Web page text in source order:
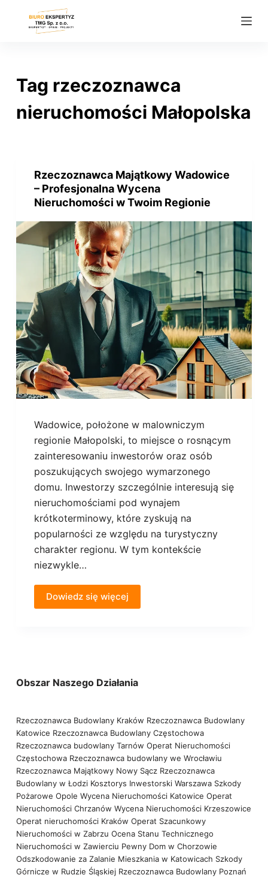
Tag rzeczoznawca
nieruchomości Małopolska
Rzeczoznawca Majątkowy Wadowice
– Profesjonalna Wycena
Nieruchomości w Twoim Regionie
Wadowice, położone w malowniczym
regionie Małopolski, to miejsce o rosnącym
zainteresowaniu inwestorów oraz osób
poszukujących swojego wymarzonego
domu. Inwestorzy szczególnie interesują się
nieruchomościami pod wynajem
krótkoterminowy, które zyskują na
popularności ze względu na turystyczny
charakter regionu. W tym kontekście
niezwykle…
Dowiedz się więcej
Obszar Naszego Działania
Rzeczoznawca Budowlany Kraków Rzeczoznawca Budowlany
Katowice Rzeczoznawca Budowlany Częstochowa
Rzeczoznawca budowlany Tarnów Operat Nieruchomości
Częstochowa Rzeczoznawca budowlany we Wrocławiu
Rzeczoznawca Majątkowy Nowy Sącz Rzeczoznawca
Budowlany w Łodzi Kosztorys Inwestorski Warszawa Szkody
Pożarowe Opole Wycena Nieruchomości Katowice Operat
Nieruchomości Chrzanów Wycena Nieruchomości Krzeszowice
Operat nieruchomości Kraków Operat Szacunkowy
Nieruchomości w Zabrzu Ocena Stanu Technicznego
Nieruchomości w Zawierciu Pewny Dom w Chorzowie
Odszkodowanie za Zalanie Mieszkania w Katowicach Szkody
Górnicze w Rudzie Śląskiej Rzeczoznawca Budowlany Poznań